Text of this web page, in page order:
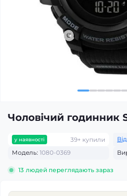
Чоловічий годинник
у наявності 39+ купили
Модель: 1080-0369
13 людей переглядають зараз